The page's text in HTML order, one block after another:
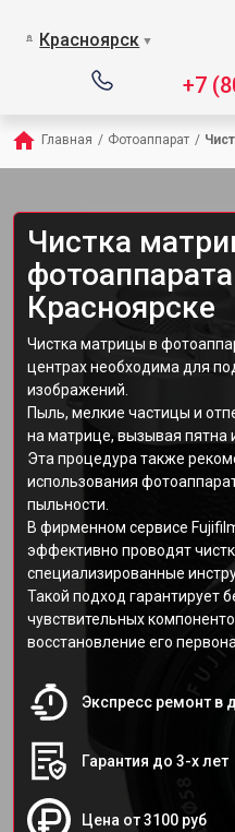
Красноярск ▼
+7
Главная / Фотоаппарат /
Чистка
Красноярске
Чистка матрицы в
центрах необходима для
изображений.
Пыль, мелкие частицы и
на матрице, вызывая пятна
Эта процедура также
использования
пыльности.
В фирменном сервисе
эффективно проводят
специализированные
Такой подход гарантирует
чувствительных
восстановление его
Экспресс ремонт в
Гарантия до 3-х лет
Цена от 3100 руб